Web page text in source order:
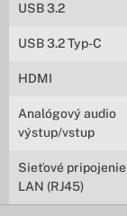
USB 3.2
USB 3.2 Typ-C
HDMI
Analógový audio
výstup/vstup
Sieťové pripojenie
LAN (RJ45)